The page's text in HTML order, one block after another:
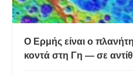
Ο Ερμής είναι ο
κοντά στη Γη — σε